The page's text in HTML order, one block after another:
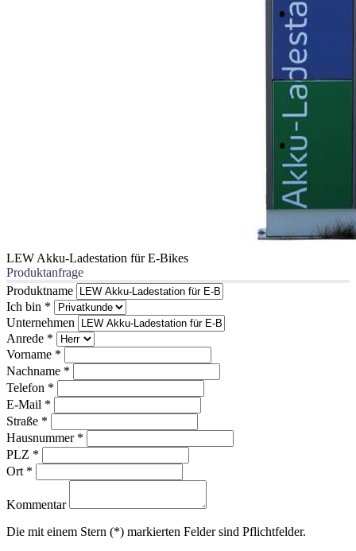
LEW Akku-Ladestation für E-Bikes
Produktanfrage
Produktname
Ich bin *
Unternehmen
Anrede *
Vorname *
Nachname *
Telefon *
E-Mail *
Straße *
Hausnummer *
PLZ *
Ort *
Kommentar
Die mit einem Stern (*) markierten Felder sind Pflichtfelder.